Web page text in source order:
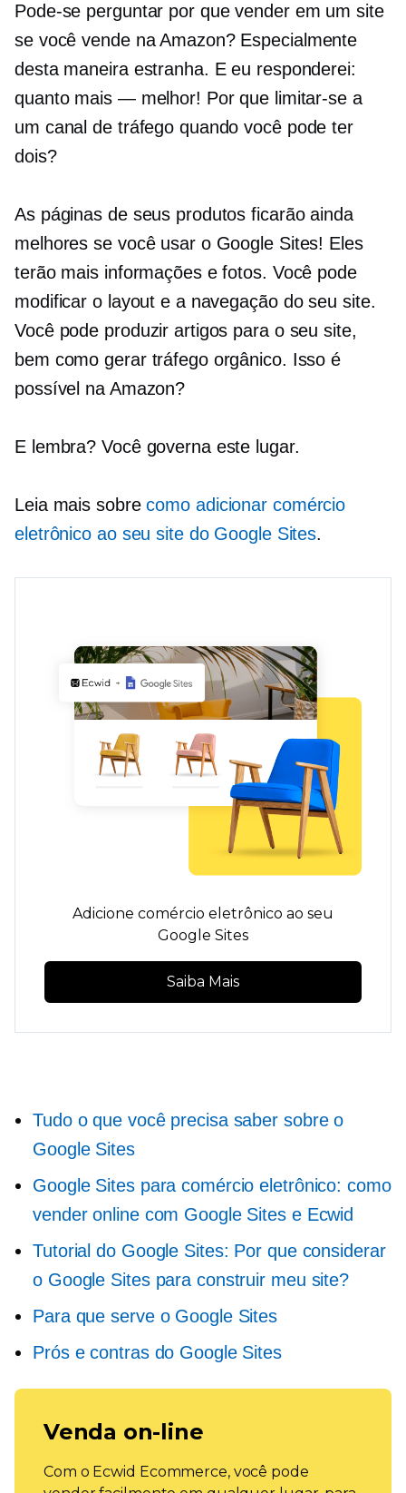
Pode-se perguntar por que vender em um site
se você vende na Amazon? Especialmente
desta maneira estranha. E eu responderei:
quanto mais — melhor! Por que limitar-se a
um canal de tráfego quando você pode ter
dois?
As páginas de seus produtos ficarão ainda
melhores se você usar o Google Sites! Eles
terão mais informações e fotos. Você pode
modificar o layout e a navegação do seu site.
Você pode produzir artigos para o seu site,
bem como gerar tráfego orgânico. Isso é
possível na Amazon?
E lembra? Você governa este lugar.
Leia mais sobrecomo adicionar comércio
eletrônico ao seu site do Google Sites.
Adicione comércio eletrônico ao seu
Google Sites
Saiba Mais
Tudo o que você precisa saber sobre o
Google Sites
Google Sites para comércio eletrônico: como
vender online com Google Sites e Ecwid
Tutorial do Google Sites: Por que considerar
o Google Sites para construir meu site?
Para que serve o Google Sites
Prós e contras do Google Sites
Venda on-line
Com o Ecwid Ecommerce, você pode